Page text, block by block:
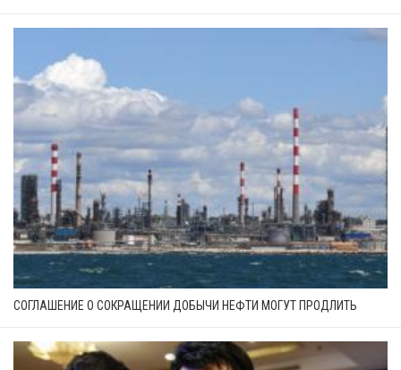
СОГЛАШЕНИЕ О СОКРАЩЕНИИ ДОБЫЧИ НЕФТИ МОГУТ ПРОДЛИТЬ